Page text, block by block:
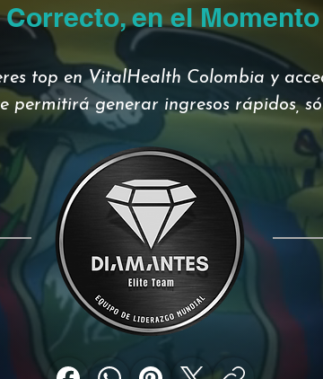
en el
top en VitalHealth Colombia y
permitirá generar ingresos rápidos,